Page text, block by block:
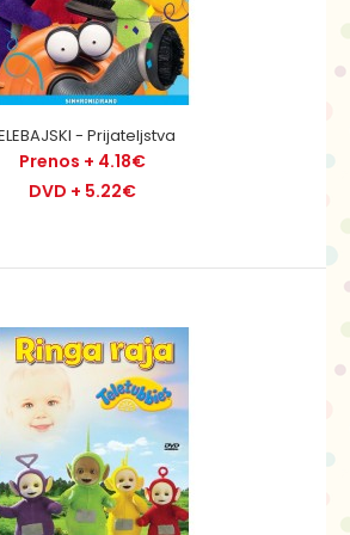
v deželi, kjer je vse mogoče, živijo
Tinki Binki, zeleni Dipsi, ru..
- Prijateljstva
Prenos + 4.18€
DVD + 5.22€